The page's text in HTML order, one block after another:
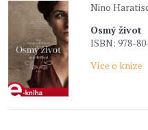
Nino
Osmý život
ISBN: 978-
Více o knize